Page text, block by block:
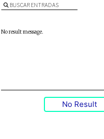
BUSCAR ENTRADAS
No result message.
No Result